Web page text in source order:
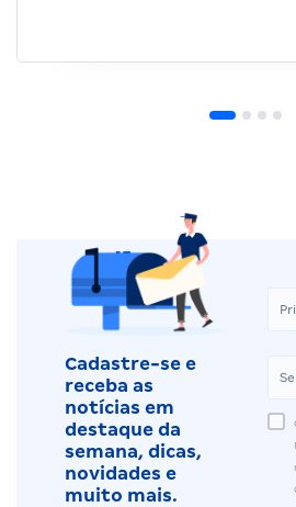
Cadastre-se e
receba as
notícias em
destaque da
semana, dicas,
novidades e
muito mais.